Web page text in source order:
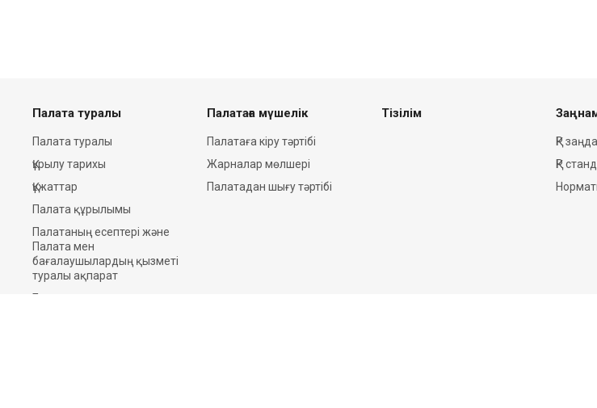
Палата туралы
Палата туралы
Құрылу тарихы
Құжаттар
Палата құрылымы
Палатаның есептері және
Палата мен
бағалаушылардың қызметі
туралы ақпарат
Баспасөз орталығы
Палатаға мүшелік
Палатаға кіру тәртібі
Жарналар мөлшері
Палатадан шығу тәртібі
Тізілім
ҚР
ҚР